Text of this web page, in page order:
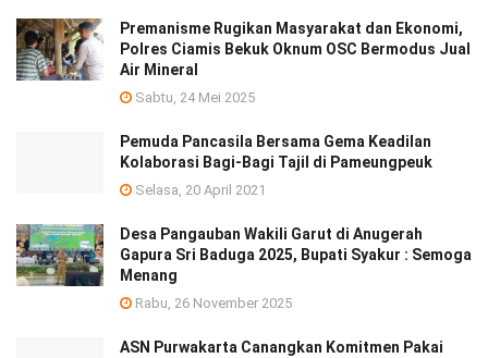
Premanisme Rugikan Masyarakat dan Ekonomi,
Polres Ciamis Bekuk Oknum OSC Bermodus Jual
Air Mineral
Sabtu, 24 Mei 2025
Pemuda Pancasila Bersama Gema Keadilan
Kolaborasi Bagi-Bagi Tajil di Pameungpeuk
Selasa, 20 April 2021
Desa Pangauban Wakili Garut di Anugerah
Gapura Sri Baduga 2025, Bupati Syakur : Semoga
Menang
Rabu, 26 November 2025
ASN Purwakarta Canangkan Komitmen Pakai